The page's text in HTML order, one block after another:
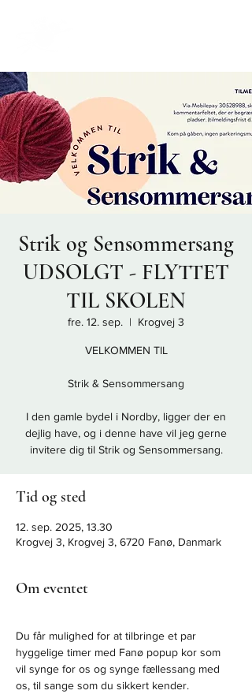
Strik og Sensommersang
UDSOLGT - FLYTTET
TIL SKOLEN
fre. 12. sep.
  |
Krogvej 3
VELKOMMEN TIL
Strik & Sensommersang
I den gamle bydel i Nordby, ligger der en
dejlig have, og i denne have vil jeg gerne
Tid og sted
12. sep. 2025, 13.30
Krogvej 3, Krogvej 3, 6720 Fanø, Danmark
Om eventet
Du får mulighed for at tilbringe et par
hyggelige timer med Fanø popup kor som
vil synge for os og synge fællessang med
os, til sange som du sikkert kender.